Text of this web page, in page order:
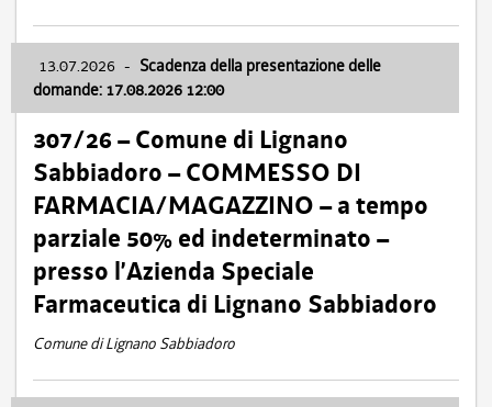
13.07.2026 - Scadenza della presentazione delle
domande: 17.08.2026 12:00
307/26 – Comune di Lignano
Sabbiadoro – COMMESSO DI
FARMACIA/MAGAZZINO – a tempo
parziale 50% ed indeterminato –
presso l’Azienda Speciale
Farmaceutica di Lignano Sabbiadoro
Comune di Lignano Sabbiadoro